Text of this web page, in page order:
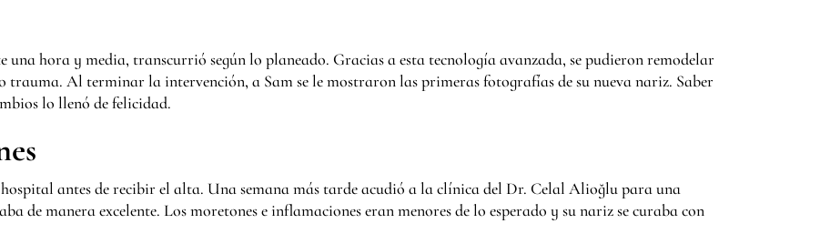
hora y media, transcurrió según lo planeado. Gracias a esta tecnología avanzada, se pudieron remodelar
trauma. Al terminar la intervención, a Sam se le mostraron las primeras fotografías de su nueva nariz. Saber
lo llenó de felicidad.
hospital antes de recibir el alta. Una semana más tarde acudió a la clínica del Dr. Celal Alioğlu para una
de manera excelente. Los moretones e inflamaciones eran menores de lo esperado y su nariz se curaba con